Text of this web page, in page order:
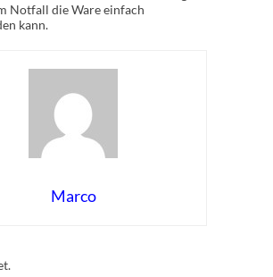
Notfall die Ware einfach
kann.
Marco